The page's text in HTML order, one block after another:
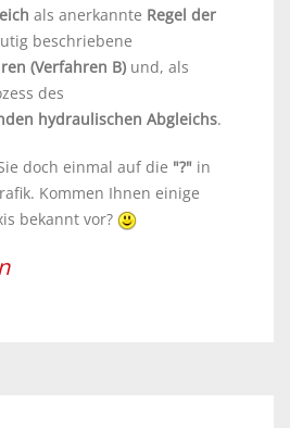
als anerkannte Regel der
beschriebene
(Verfahren B) und, als
des
hydraulischen Abgleichs.
doch einmal auf die "?" in
Kommen Ihnen einige
bekannt vor?